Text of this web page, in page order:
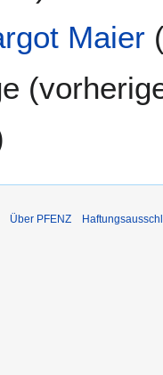
Maier
(
Über PFENZ